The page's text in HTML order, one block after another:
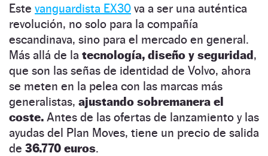
Este vanguardista EX30 va a ser una auténtica
revolución, no solo para la compañía
escandinava, sino para el mercado en general.
Más allá de la tecnología, diseño y seguridad,
que son las señas de identidad de Volvo, ahora
se meten en la pelea con las marcas más
generalistas, ajustando sobremanera el
coste. Antes de las ofertas de lanzamiento y las
ayudas del Plan Moves, tiene un precio de salida
de 36.770 euros.